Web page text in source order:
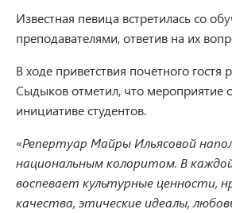
Известная певица встретилась со
преподавателями, ответив на их
В ходе приветствия почетного гостя
Сыдыков отметил, что мероприятие
инициативе студентов.
«Репертуар Майры Ильясовой
национальным колоритом. В
воспевает культурные ценности,
качества, этические идеалы,